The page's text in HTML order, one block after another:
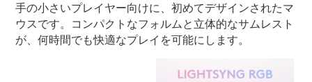
手の小さいプレイヤー向けに、初めてデザインされたマ
ウスです。コンパクトなフォルムと立体的なサムレスト
が、何時間でも快適なプレイを可能にします。